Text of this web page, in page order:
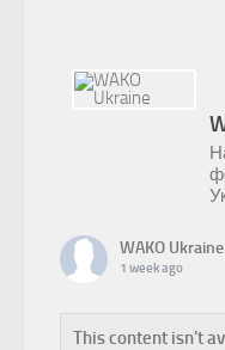
WAKO Ukraine
1 week ago
This content isn't